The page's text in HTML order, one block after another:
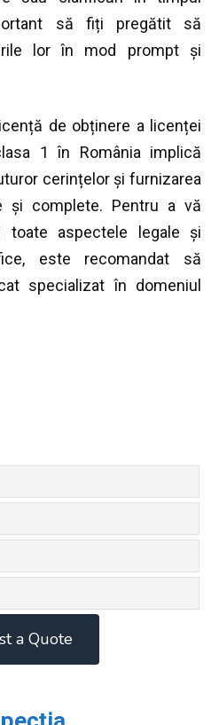
să fiți pregătit să
lor în mod prompt și
de obținere a licenței
1 în România implică
cerințelor și furnizarea
și complete. Pentru a vă
toate aspectele legale și
este recomandat să
specializat în domeniul
a Quote